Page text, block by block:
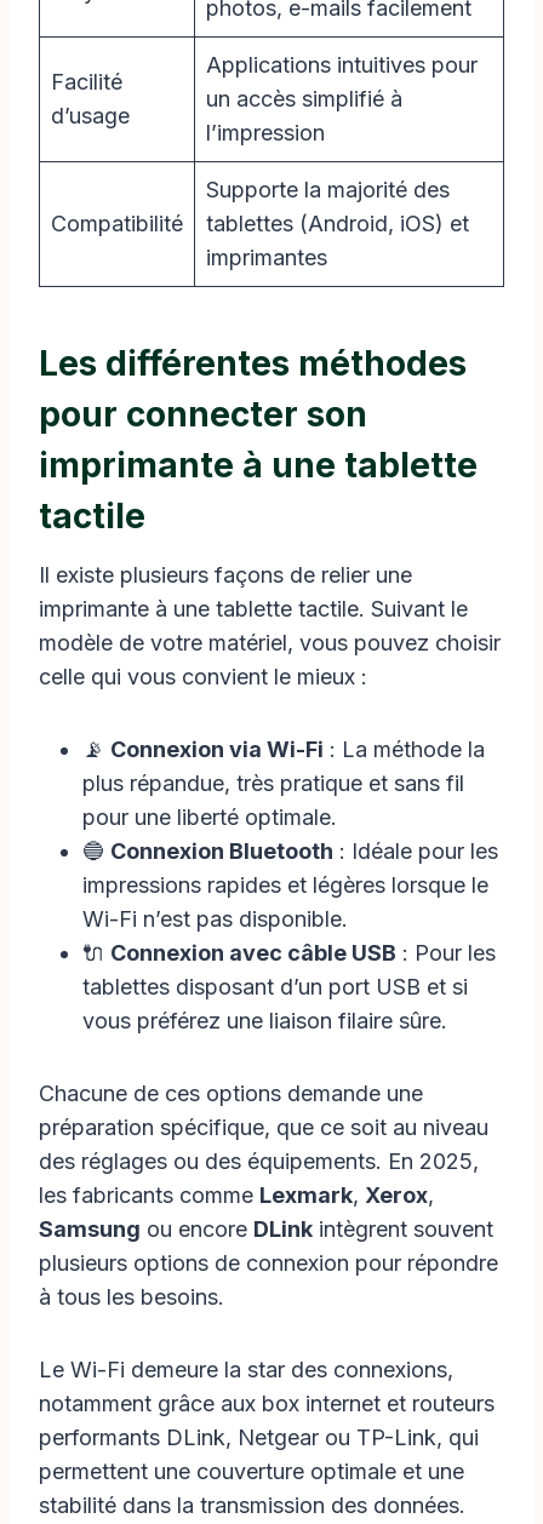
photos, e-mails facilement
Facilité
d’usage
Applications intuitives pour
un accès simplifié à
l’impression
Compatibilité
Supporte la majorité des
tablettes (Android, iOS) et
imprimantes
Les différentes méthodes
pour connecter son
imprimante à une tablette
tactile
Il existe plusieurs façons de relier une
imprimante à une tablette tactile. Suivant le
modèle de votre matériel, vous pouvez choisir
celle qui vous convient le mieux :
📡 Connexion via Wi-Fi : La méthode la
plus répandue, très pratique et sans fil
pour une liberté optimale.
🔵 Connexion Bluetooth : Idéale pour les
impressions rapides et légères lorsque le
Wi-Fi n’est pas disponible.
🔌 Connexion avec câble USB : Pour les
tablettes disposant d’un port USB et si
vous préférez une liaison filaire sûre.
Chacune de ces options demande une
préparation spécifique, que ce soit au niveau
des réglages ou des équipements. En 2025,
les fabricants comme Lexmark, Xerox,
Samsung ou encore DLink intègrent souvent
plusieurs options de connexion pour répondre
à tous les besoins.
Le Wi-Fi demeure la star des connexions,
notamment grâce aux box internet et routeurs
performants DLink, Netgear ou TP-Link, qui
permettent une couverture optimale et une
stabilité dans la transmission des données.